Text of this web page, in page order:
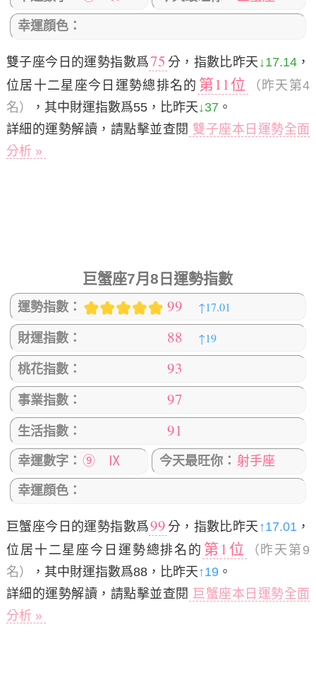
幸運顔色：
雙子座今日的運勢指數爲75 分，指數比昨天 ↓17.14，
位居十二星座今日運勢總排名的 第11位
（昨天第4
名）
，其中財運指數爲55，比昨天↓37 。
詳細的運勢解讀，請點擊並查閱 雙子座本日運勢全面
分析 »
巨蟹座7月8日運勢指數
運勢指數： 99 ↑17.01
財運指數： 88 ↑19
桃花指數： 93
事業指數： 97
生活指數： 91
幸運數字： ⑨ Ⅸ 今天最旺你： 射手座
幸運顔色：
巨蟹座今日的運勢指數爲99 分，指數比昨天 ↑17.01，
位居十二星座今日運勢總排名的 第1位
（昨天第9
名）
，其中財運指數爲88，比昨天↑19。
詳細的運勢解讀，請點擊並查閱 巨蟹座本日運勢全面
分析 »